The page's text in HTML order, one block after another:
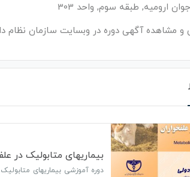
ارومیه, طبقه سوم, واحد 303
مشاهده آگهی دوره در وبسایت سازمان نظام
بیماریهای متابولیک در